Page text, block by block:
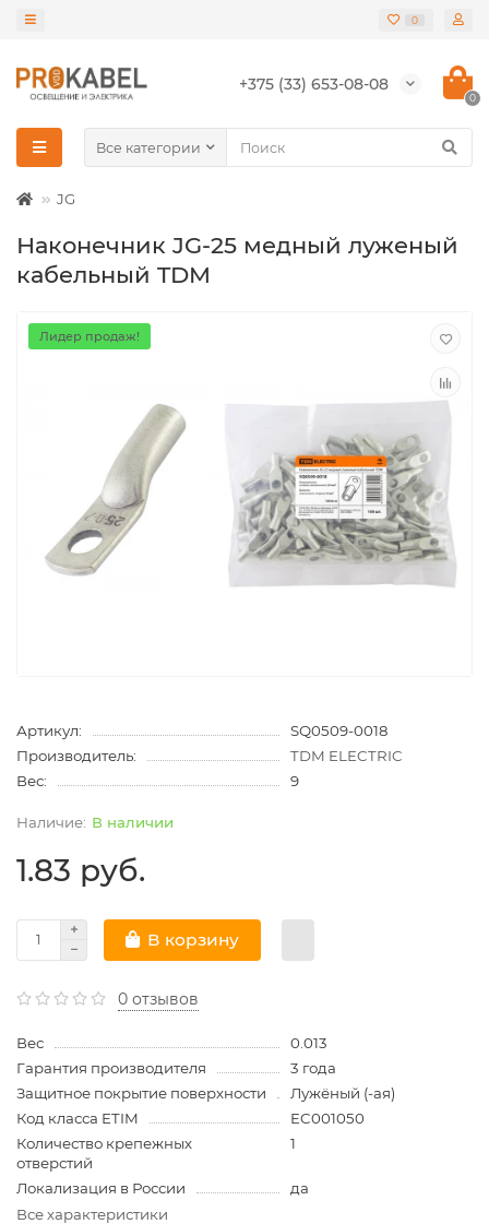
0
+375 (33) 653-08-08
0
Все категории
JG
Наконечник JG-25 медный луженый
кабельный TDM
Лидер продаж!
Артикул:
SQ0509-0018
Производитель:
TDM ELECTRIC
Вес:
9
В наличии
1.83 руб.
В корзину
0 отзывов
Вес
0.013
Гарантия производителя
3 года
Защитное покрытие поверхности
Лужёный (-ая)
Код класса ETIM
EC001050
Количество крепежных
отверстий
1
Локализация в России
да
Все характеристики